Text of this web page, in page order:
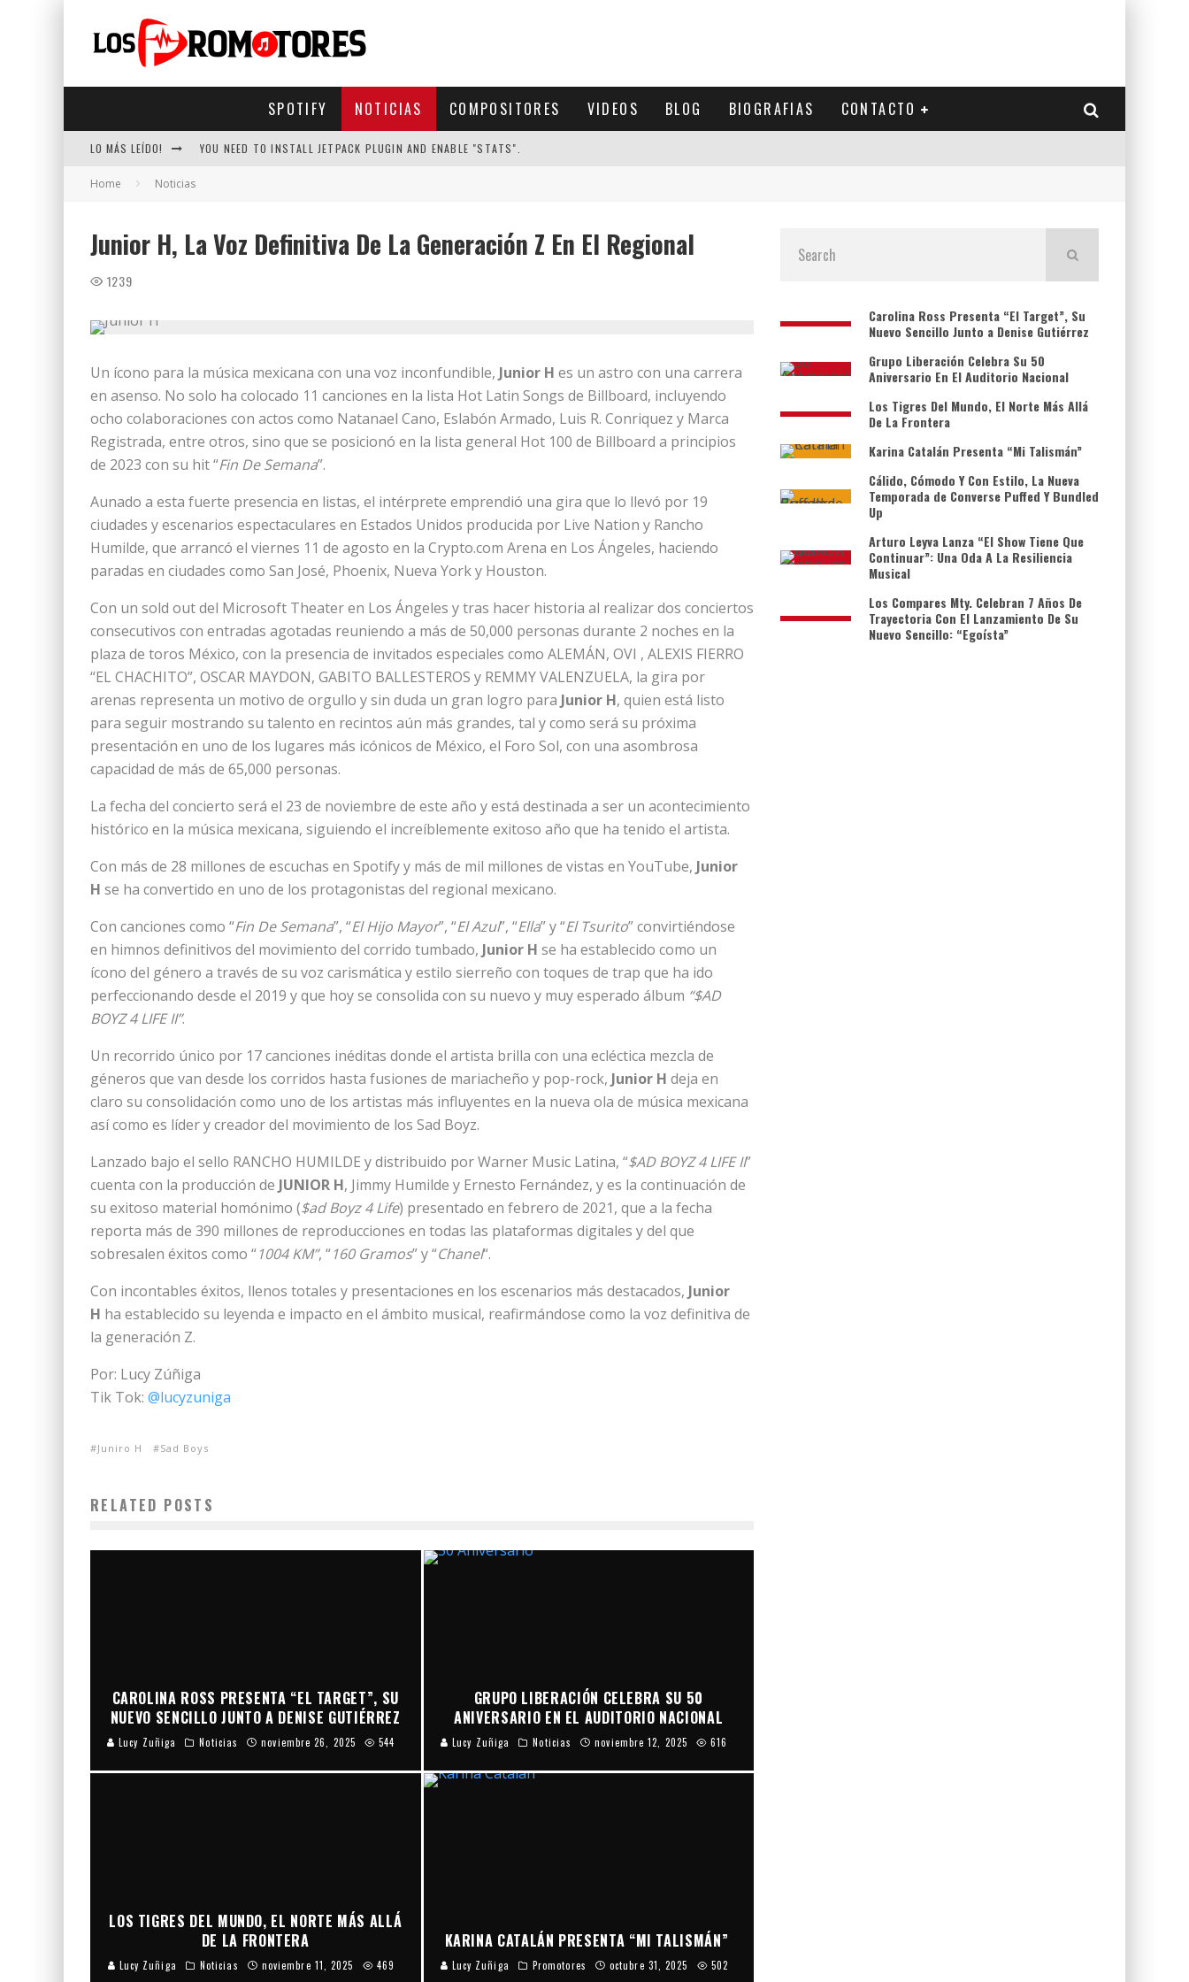
SPOTIFY NOTICIAS COMPOSITORES VIDEOS BLOG BIOGRAFIAS CONTACTO
LO MÁS LEÍDO! YOU NEED TO INSTALL JETPACK PLUGIN AND ENABLE "STATS".
Home Noticias
Junior H, La Voz Definitiva De La Generación Z En El Regional
1239
Un ícono para la música mexicana con una voz inconfundible, Junior H es un astro con una carrera
en asenso. No solo ha colocado 11 canciones en la lista Hot Latin Songs de Billboard, incluyendo
ocho colaboraciones con actos como Natanael Cano, Eslabón Armado, Luis R. Conriquez y Marca
Registrada, entre otros, sino que se posicionó en la lista general Hot 100 de Billboard a principios
de 2023 con su hit “Fin De Semana”.
Aunado a esta fuerte presencia en listas, el intérprete emprendió una gira que lo llevó por 19
ciudades y escenarios espectaculares en Estados Unidos producida por Live Nation y Rancho
Humilde, que arrancó el viernes 11 de agosto en la Crypto.com Arena en Los Ángeles, haciendo
paradas en ciudades como San José, Phoenix, Nueva York y Houston.
Con un sold out del Microsoft Theater en Los Ángeles y tras hacer historia al realizar dos conciertos
consecutivos con entradas agotadas reuniendo a más de 50,000 personas durante 2 noches en la
plaza de toros México, con la presencia de invitados especiales como ALEMÁN, OVI , ALEXIS FIERRO
“EL CHACHITO”, OSCAR MAYDON, GABITO BALLESTEROS y REMMY VALENZUELA, la gira por
arenas representa un motivo de orgullo y sin duda un gran logro para Junior H, quien está listo
para seguir mostrando su talento en recintos aún más grandes, tal y como será su próxima
presentación en uno de los lugares más icónicos de México, el Foro Sol, con una asombrosa
capacidad de más de 65,000 personas.
La fecha del concierto será el 23 de noviembre de este año y está destinada a ser un acontecimiento
histórico en la música mexicana, siguiendo el increíblemente exitoso año que ha tenido el artista.
Con más de 28 millones de escuchas en Spotify y más de mil millones de vistas en YouTube, Junior
H se ha convertido en uno de los protagonistas del regional mexicano.
Con canciones como “Fin De Semana”, “El Hijo Mayor”, “El Azul”, “Ella” y “El Tsurito” convirtiéndose
en himnos definitivos del movimiento del corrido tumbado, Junior H se ha establecido como un
ícono del género a través de su voz carismática y estilo sierreño con toques de trap que ha ido
perfeccionando desde el 2019 y que hoy se consolida con su nuevo y muy esperado álbum “$AD
BOYZ 4 LIFE II”.
Un recorrido único por 17 canciones inéditas donde el artista brilla con una ecléctica mezcla de
géneros que van desde los corridos hasta fusiones de mariacheño y pop-rock, Junior H deja en
claro su consolidación como uno de los artistas más influyentes en la nueva ola de música mexicana
así como es líder y creador del movimiento de los Sad Boyz.
Lanzado bajo el sello RANCHO HUMILDE y distribuido por Warner Music Latina, “$AD BOYZ 4 LIFE II”
cuenta con la producción de JUNIOR H, Jimmy Humilde y Ernesto Fernández, y es la continuación de
su exitoso material homónimo ($ad Boyz 4 Life) presentado en febrero de 2021, que a la fecha
reporta más de 390 millones de reproducciones en todas las plataformas digitales y del que
sobresalen éxitos como “1004 KM”, “160 Gramos” y “Chanel“.
Con incontables éxitos, llenos totales y presentaciones en los escenarios más destacados, Junior
H ha establecido su leyenda e impacto en el ámbito musical, reafirmándose como la voz definitiva de
la generación Z.
Por: Lucy Zúñiga
Tik Tok: @lucyzuniga
Juniro H Sad Boys
RELATED POSTS
CAROLINA ROSS PRESENTA “EL TARGET”, SU
NUEVO SENCILLO JUNTO A DENISE GUTIÉRREZ
Lucy Zuñiga Noticias noviembre 26, 2025 544
GRUPO LIBERACIÓN CELEBRA SU 50
ANIVERSARIO EN EL AUDITORIO NACIONAL
Lucy Zuñiga Noticias noviembre 12, 2025 616
LOS TIGRES DEL MUNDO, EL NORTE MÁS ALLÁ
DE LA FRONTERA
Lucy Zuñiga Noticias noviembre 11, 2025 469
KARINA CATALÁN PRESENTA “MI TALISMÁN”
Lucy Zuñiga Promotores octubre 31, 2025 502
Carolina Ross Presenta “El Target”, Su
Nuevo Sencillo Junto a Denise Gutiérrez
Grupo Liberación Celebra Su 50
Aniversario En El Auditorio Nacional
Los Tigres Del Mundo, El Norte Más Allá
De La Frontera
Karina Catalán Presenta “Mi Talismán”
Cálido, Cómodo Y Con Estilo, La Nueva
Temporada de Converse Puffed Y Bundled
Up
Arturo Leyva Lanza “El Show Tiene Que
Continuar”: Una Oda A La Resiliencia
Musical
Los Compares Mty. Celebran 7 Años De
Trayectoria Con El Lanzamiento De Su
Nuevo Sencillo: “Egoísta”